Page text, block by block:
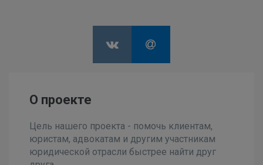
О проекте
Цель нашего проекта - помочь клиентам,
юристам, адвокатам и другим участникам
юридической отрасли быстрее найти друг